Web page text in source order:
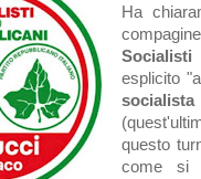
Ha
Socialisti
esplicito
socialista
questo
come si